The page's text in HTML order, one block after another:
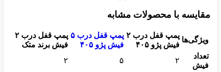
مقایسه با محصولات مشابه
ویژگی‌ها
پمپ قفل درب ۲
فیش پژو ۴۰۵
پمپ قفل درب ۵
فیش پژو ۴۰۵
پمپ قفل درب ۲
فیش برند متک
تعداد
فیش
۲ ۵
۲